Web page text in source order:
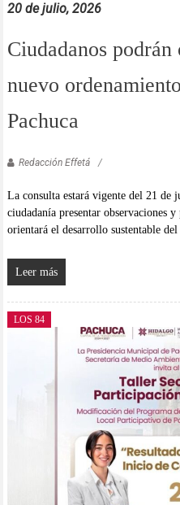
20 de julio, 2026
Ciudadanos
nuevo
Pachuca
Redacción Effetá
La consulta estará vigente del 21
ciudadanía presentar observaciones
orientará el desarrollo sustentable
Leer más
LOS 84